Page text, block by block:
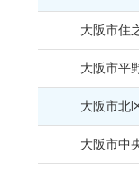
大阪市住
大阪市平
大阪市北
大阪市中